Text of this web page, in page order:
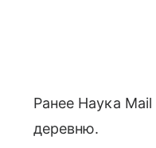
Ранее Наука Mail
деревню.